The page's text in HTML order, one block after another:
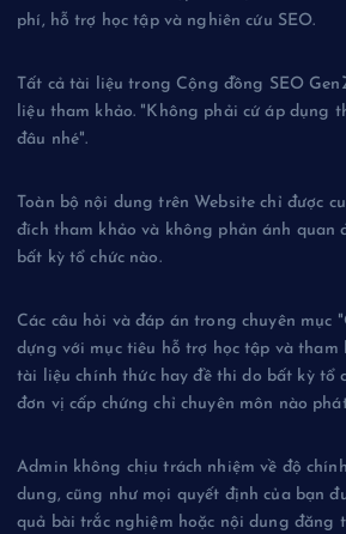
phí, hỗ trợ học tập và nghiên cứu SEO.
Tất cả tài liệu trong Cộng đồng SEO
liệu tham khảo. "Không phải cứ áp dụng
đâu nhé".
Toàn bộ nội dung trên Website chỉ được
đích tham khảo và không phản ánh quan
bất kỳ tổ chức nào.
Các câu hỏi và đáp án trong chuyên mục
dựng với mục tiêu hỗ trợ học tập và
tài liệu chính thức hay đề thi do bất kỳ tổ
đơn vị cấp chứng chỉ chuyên môn nào
Admin không chịu trách nhiệm về độ
dung, cũng như mọi quyết định của bạn
quả bài trắc nghiệm hoặc nội dung đăng